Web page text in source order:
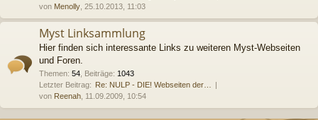
von Menolly , 25.10.2013, 11:03
Myst Linksammlung
Hier finden sich interessante Links zu weiteren Myst-Webseiten
und Foren.
Themen: 54 Beiträge: 1043
Letzter Beitrag: Re: NULP - DIE! Webseiten der…
von Reenah , 11.09.2009, 10:54